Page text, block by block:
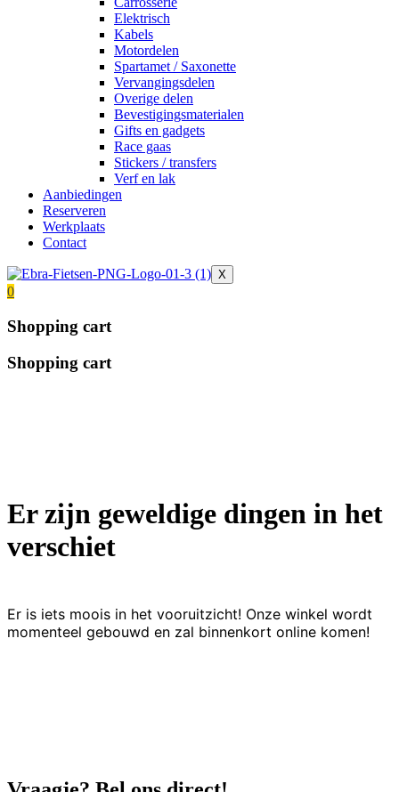
Elektrisch
Kabels
Motordelen
Spartamet / Saxonette
Vervangingsdelen
Overige delen
Bevestigingsmaterialen
Gifts en gadgets
Race gaas
Stickers / transfers
Verf en lak
Aanbiedingen
Reserveren
Werkplaats
Contact
X
0
Shopping cart
Shopping cart
Er zijn geweldige dingen in het
verschiet
Er is iets moois in het vooruitzicht! Onze winkel wordt
momenteel gebouwd en zal binnenkort online komen!